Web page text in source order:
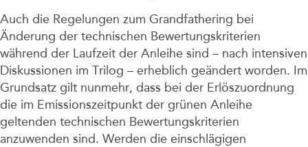
Auch die Regelungen zum Grandfathering bei
Änderung der technischen Bewertungskriterien
während der Laufzeit der Anleihe sind – nach intensiven
Diskussionen im Trilog – erheblich geändert worden. Im
Grundsatz gilt nunmehr, dass bei der Erlöszuordnung
die im Emissionszeitpunkt der grünen Anleihe
geltenden technischen Bewertungskriterien
anzuwenden sind. Werden die einschlägigen